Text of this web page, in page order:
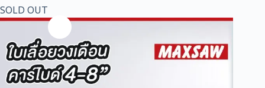
SOLD OUT